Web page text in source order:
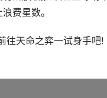
费星数。
天命之弈一试身手吧!